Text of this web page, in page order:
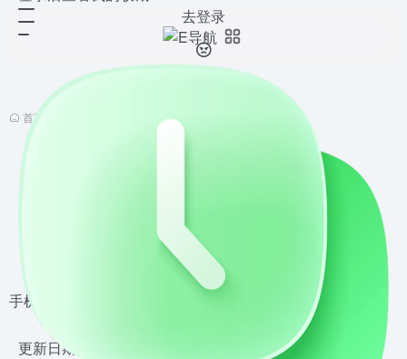
去登录
首页 Android软件 •
收藏
手机上的随身扫描仪与文档管理专家
更新日期：